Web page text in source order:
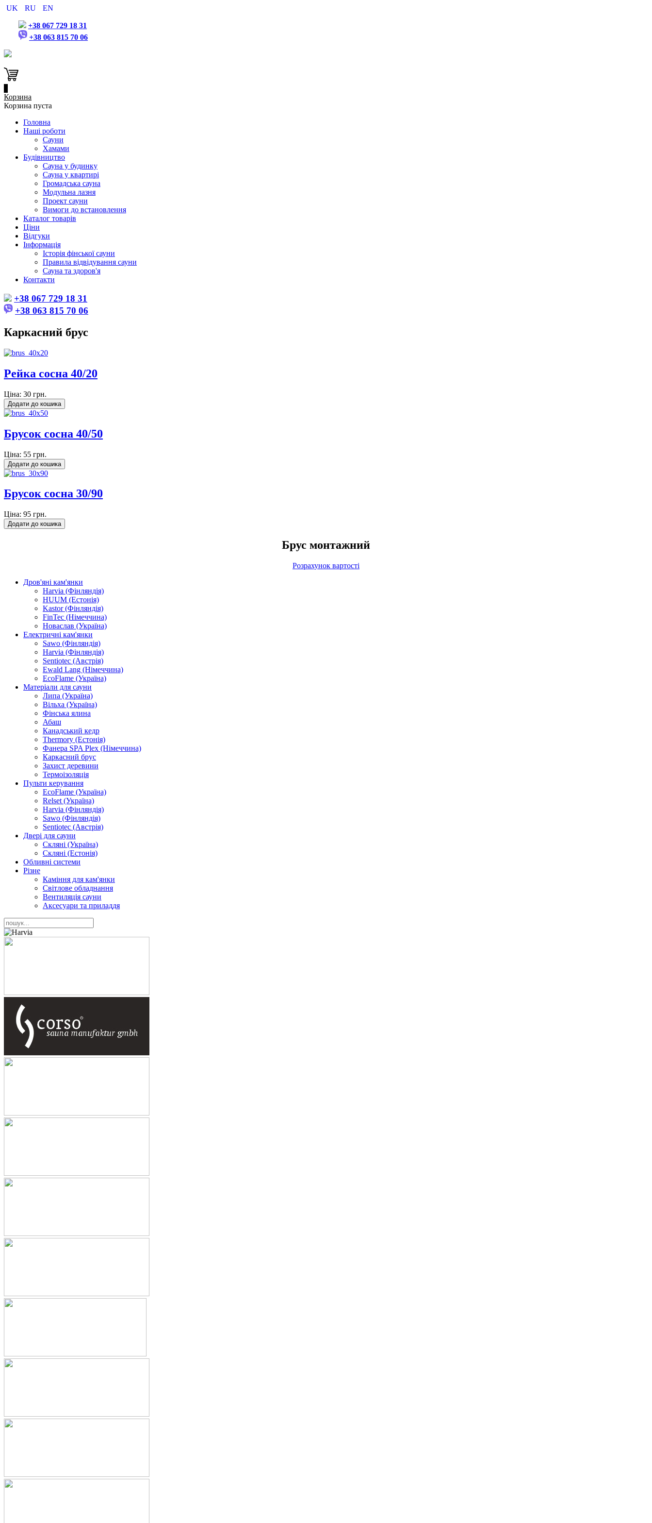
UK RU EN
+38 067 729 18 31
+38 063 815 70 06
Корзина
Корзина пуста
Головна
Наші роботи
Сауни
Хамами
Будівництво
Сауна у будинку
Сауна у квартирі
Громадська сауна
Модульна лазня
Проект сауни
Вимоги до встановлення
Каталог товарів
Ціни
Відгуки
Інформація
Історія фінської сауни
Правила відвідування сауни
Сауна та здоров'я
Контакти
+38 067 729 18 31
+38 063 815 70 06
Каркасний брус
Рейка сосна 40/20
Ціна: 30 грн.
Брусок сосна 40/50
Ціна: 55 грн.
Брусок сосна 30/90
Ціна: 95 грн.
Брус монтажний
Розрахунок вартості
Дров'яні кам'янки
Harvia (Фінляндія)
HUUM (Естонія)
Kastor (Фінляндія)
FinTec (Німеччина)
Новаслав (Україна)
Електричні кам'янки
Sawo (Фінляндія)
Harvia (Фінляндія)
Sentiotec (Австрія)
Ewald Lang (Німеччина)
EcoFlame (Україна)
Матеріали для сауни
Липа (Україна)
Вільха (Україна)
Фінська ялина
Абаш
Канадський кедр
Thermory (Естонія)
Фанера SPA Plex (Німеччина)
Каркасний брус
Захист деревини
Термоізоляція
Пульти керування
EcoFlame (Україна)
Relset (Україна)
Harvia (Фінляндія)
Sawo (Фінляндія)
Sentiotec (Австрія)
Двері для сауни
Скляні (Україна)
Скляні (Естонія)
Обливні системи
Різне
Каміння для кам'янки
Світлове обладнання
Вентиляція сауни
Аксесуари та приладдя